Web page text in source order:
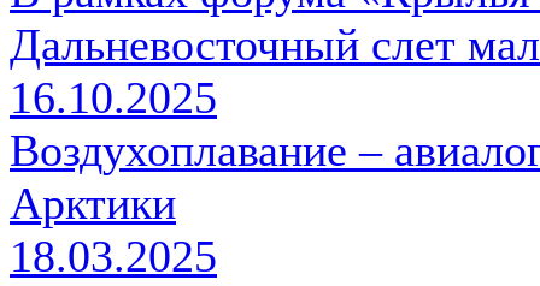
Дальневосточный слет
16.10.2025
Воздухоплавание –
Арктики
18.03.2025